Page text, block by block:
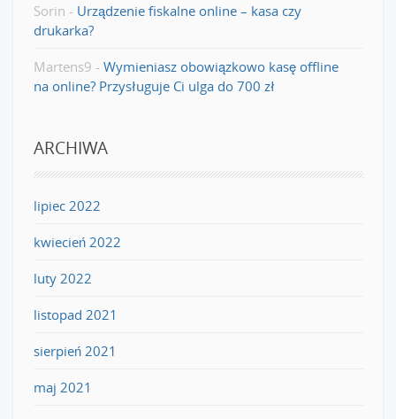
Sorin - Urządzenie fiskalne online – kasa czy
drukarka?
Martens9 - Wymieniasz obowiązkowo kasę offline
na online? Przysługuje Ci ulga do 700 zł
ARCHIWA
lipiec 2022
kwiecień 2022
luty 2022
listopad 2021
sierpień 2021
maj 2021